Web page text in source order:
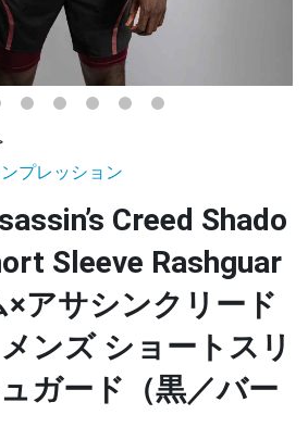
プレッション
Creed Shado
Sleeve Rashguar
アサシンクリード
ンズ ショートスリ
ガード（黒／バー